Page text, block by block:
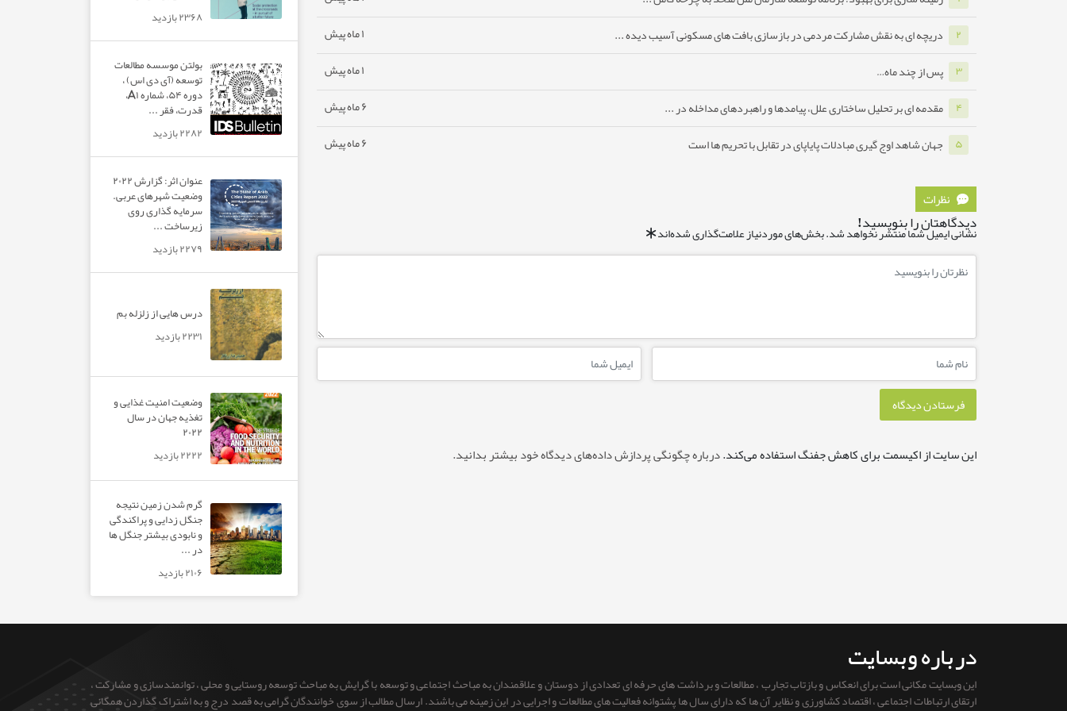
۲ دریچه ای به نقش مشارکت مردمی در بازسازی بافت های مسکونی آسیب دیده ... ۱ ماه پیش
۳ پس از چند ماه… ۱ ماه پیش
۴ مقدمه ای بر تحلیل ساختاری علل، پیامدها و راهبردهای مداخله در ... ۶ ماه پیش
۵ جهان شاهد اوج گیری مبادلات پایاپای در تقابل با تحریم ها است ۶ ماه پیش
نظرات
دیدگاهتان را بنویسید!
نشانی ایمیل شما منتشر نخواهد شد. بخش‌های موردنیاز علامت‌گذاری شده‌اند*
این سایت از اکیسمت برای کاهش جفنگ استفاده می‌کند. درباره چگونگی پردازش داده‌های دیدگاه خود بیشتر بدانید.
۲۳۶۸ بازدید
بولتن موسسه مطالعات
توسعه (آی دی اس) ،
دوره ۵۴، شماره A۱،
قدرت، فقر ...
۲۲۸۲ بازدید
عنوان اثر: گزارش ۲۰۲۲
وضعیت شهرهای عربی.
سرمایه گذاری روی
زیرساخت ...
۲۲۷۹ بازدید
درس هایی از زلزله بم
۲۲۳۱ بازدید
وضعیت امنیت غذایی و
تغذیه جهان در سال
۲۰۲۲
۲۲۲۲ بازدید
گرم شدن زمین نتیجه
جنگل زدایی و پراکندگی
و نابودی بیشتر جنگل ها
در ...
۲۱۰۶ بازدید
درباره وبسایت
این وبسایت مکانی است برای انعکاس و بازتاب تجارب ، مطالعات و برداشت های حرفه ای تعدادی از دوستان و علاقمندان به مباحث اجتماعی و توسعه با گرایش به مباحث توسعه روستایی و محلی ، توانمندسازی و مشارکت ،
ارتقای ارتباطات اجتماعی ، اقتصاد کشاورزی و نظایر آن ها که دارای سال ها پشتوانه فعالیت های مطالعات و اجرایی در این زمینه می باشند. ارسال مطالب از سوی خوانندگان گرامی به قصد درج و به اشتراک گذاردن همگانی